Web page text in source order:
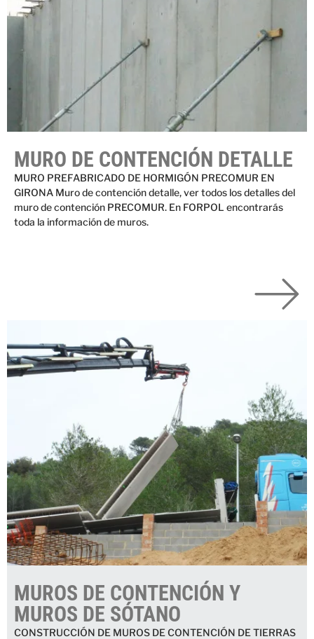
MURO DE CONTENCIÓN DETALLE
MURO PREFABRICADO DE HORMIGÓN PRECOMUR EN
GIRONA Muro de contención detalle, ver todos los detalles del
muro de contención PRECOMUR. En FORPOL encontrarás
toda la información de muros.
MUROS DE CONTENCIÓN Y
MUROS DE SÓTANO
CONSTRUCCIÓN DE MUROS DE CONTENCIÓN DE TIERRAS